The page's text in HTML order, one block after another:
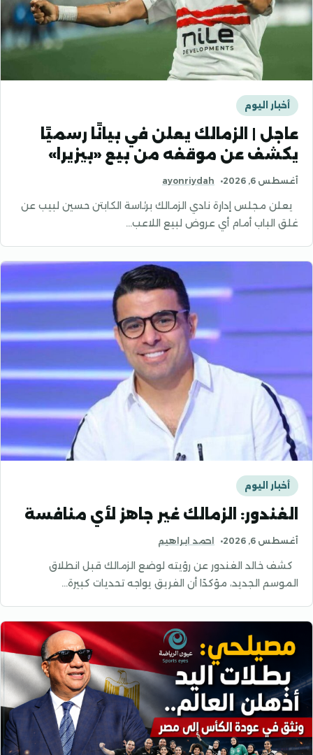
أخبار اليوم
عاجل | الزمالك يعلن في بيانًا رسميًا
يكشف عن موقفه من بيع «بيزيرا»
أغسطس 6, 2026 ayonriydah
يعلن مجلس إدارة نادي الزمالك برئاسة الكابتن حسين لبيب عن
غلق الباب أمام أي عروض لبيع اللاعب…
أخبار اليوم
الغندور: الزمالك غير جاهز لأي منافسة
أغسطس 6, 2026 احمد ابراهيم
كشف خالد الغندور عن رؤيته لوضع الزمالك قبل انطلاق
الموسم الجديد، مؤكدًا أن الفريق يواجه تحديات كبيرة…